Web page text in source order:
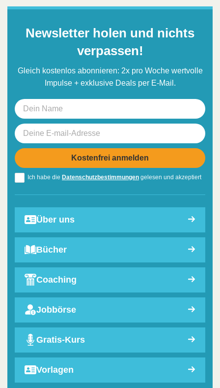
Newsletter holen und nichts
verpassen!
Gleich kostenlos abonnieren: 2x pro Woche wertvolle
Impulse + exklusive Deals per E-Mail.
Ich habe die Datenschutzbestimmungen gelesen und akzeptiert
Über uns
Bücher
Coaching
Jobbörse
Gratis-Kurs
Vorlagen